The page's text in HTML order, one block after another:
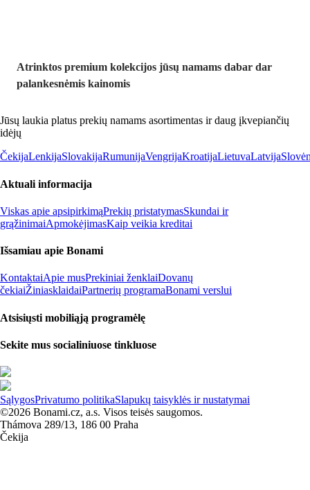
Atrinktos premium kolekcijos jūsų namams dabar dar
palankesnėmis kainomis
Jūsų laukia platus prekių namams asortimentas ir daug įkvepiančių
idėjų
ČekijaLenkijaSlovakijaRumunijaVengrijaKroatijaLietuvaLatvija
Aktuali informacija
Viskas apie apsipirkimąPrekių pristatymasSkundai ir
grąžinimaiApmokėjimasKaip veikia kreditai
Išsamiau apie Bonami
KontaktaiApie musPrekiniai ženklaiDovanų
čekiaiŽiniasklaidaiPartnerių programaBonami verslui
Atsisiųsti mobiliąją programėlę
Sekite mus socialiniuose tinkluose
SąlygosPrivatumo politikaSlapukų taisyklės ir nustatymai
©2026 Bonami.cz, a.s. Visos teisės saugomos.
Thámova 289/13, 186 00 Praha
Čekija